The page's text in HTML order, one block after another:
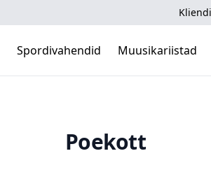
Spordivahendid Muusikariistad
Poekott